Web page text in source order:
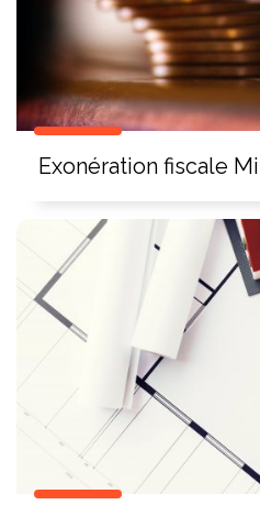
Exonération fiscale